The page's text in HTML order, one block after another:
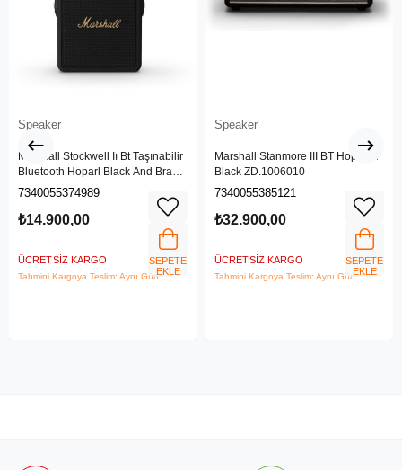
Speaker
Marshall Stockwell Iı Bt Taşınabilir
Bluetooth Hoparl Black And Brass
Zd.1005544
7340055374989
₺14.900,00
ÜCRETSIZ KARGO
Tahmini Kargoya Teslim: Aynı Gün
SEPETE
EKLE
Speaker
Marshall Stanmore III BT Hoparlör
Black ZD.1006010
7340055385121
₺32.900,00
ÜCRETSIZ KARGO
Tahmini Kargoya Teslim: Aynı Gün
SEPETE
EKLE